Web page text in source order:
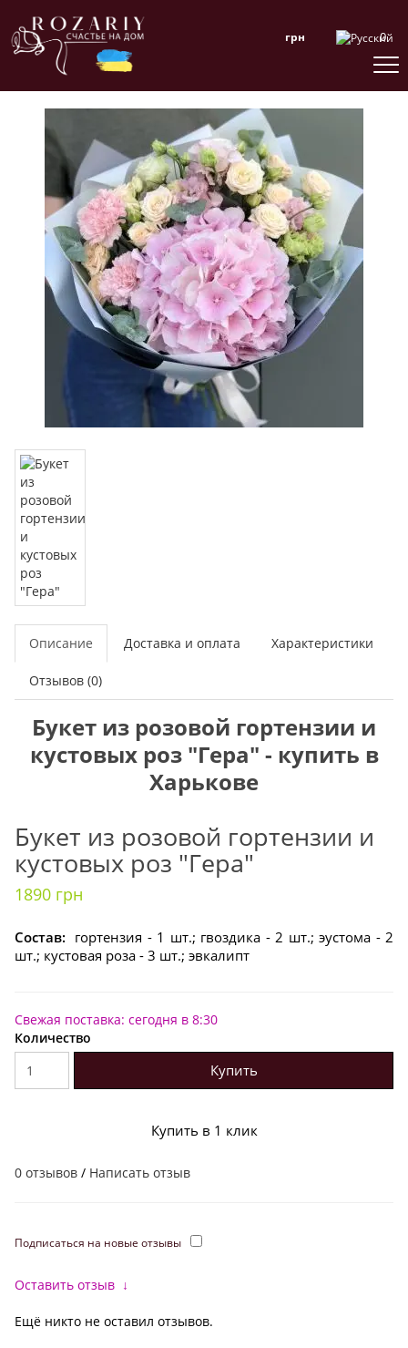
грн 0
Описание Доставка и оплата Характеристики
Отзывов (0)
Букет из розовой гортензии и
кустовых роз "Гера" - купить в
Харькове
Букет из розовой гортензии и
кустовых роз "Гера"
1890 грн
Состав: гортензия - 1 шт.; гвоздика - 2 шт.; эустома - 2
шт.; кустовая роза - 3 шт.; эвкалипт
Свежая поставка: сегодня в 8:30
Количество
Купить
Купить в 1 клик
0 отзывов / Написать отзыв
Подписаться на новые отзывы
Оставить отзыв ↓
Ещё никто не оставил отзывов.